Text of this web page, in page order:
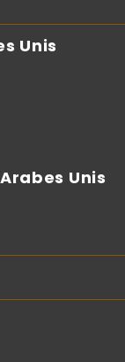
Unis
Unis